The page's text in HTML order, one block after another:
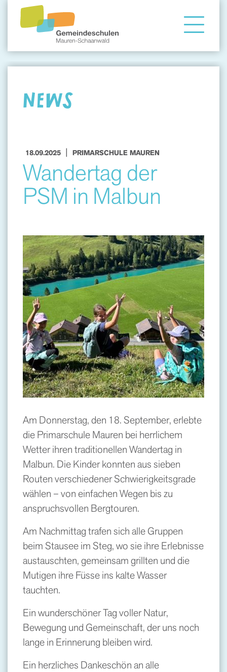
Gemeindeschule
NEWS
18.09.2025 | PRIMARSCHULE MAUREN
Wandertag der
PSM in Malbun
Am Donnerstag, den 18. September, erlebte
die Primarschule Mauren bei herrlichem
Wetter ihren traditionellen Wandertag in
Malbun. Die Kinder konnten aus sieben
Routen verschiedener Schwierigkeitsgrade
wählen – von einfachen Wegen bis zu
anspruchsvollen Bergtouren.
Am Nachmittag trafen sich alle Gruppen
beim Stausee im Steg, wo sie ihre Erlebnisse
austauschten, gemeinsam grillten und die
Mutigen ihre Füsse ins kalte Wasser
tauchten.
Ein wunderschöner Tag voller Natur,
Bewegung und Gemeinschaft, der uns noch
lange in Erinnerung bleiben wird.
Ein herzliches Dankeschön an alle